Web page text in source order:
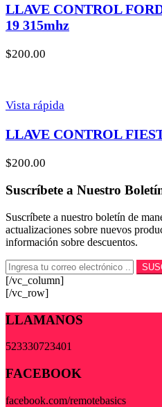
LLAVE CONTROL
19 315mhz
$200.00
Vista rápida
LLAVE CONTROL
$200.00
Suscríbete a Nuestro
Suscríbete a nuestro boletín de
actualizaciones sobre nuevos
información sobre descuentos.
[/vc_column]
[/vc_row]
LLAMANOS
523330723401
FACEBOOK
facebook.com/remotebasics